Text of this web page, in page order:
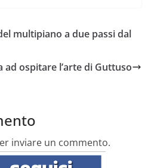
multipiano a due passi dal
ad ospitare l’arte di Guttuso
inviare un commento.